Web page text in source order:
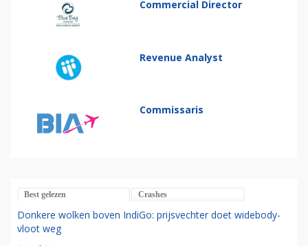
Commercial Director
Revenue Analyst
Commissaris
Best gelezen Crashes
Donkere wolken boven IndiGo: prijsvechter doet widebody-
vloot weg